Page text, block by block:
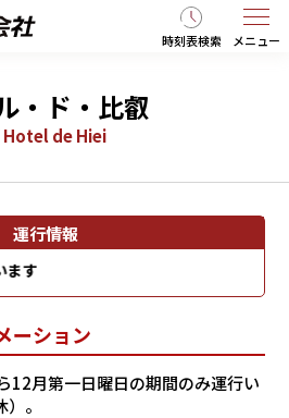
時刻表検索 メニュー
・ド・比叡
de Hiei
運行情報
ます
ーション
12月第一日曜日の期間のみ運行い
。